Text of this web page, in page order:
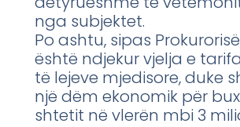
nga subjektet.
Po ashtu, sipas
është ndjekur vjelja e
të lejeve mjedisore, duke
një dëm ekonomik për
shtetit në vlerën mbi 3